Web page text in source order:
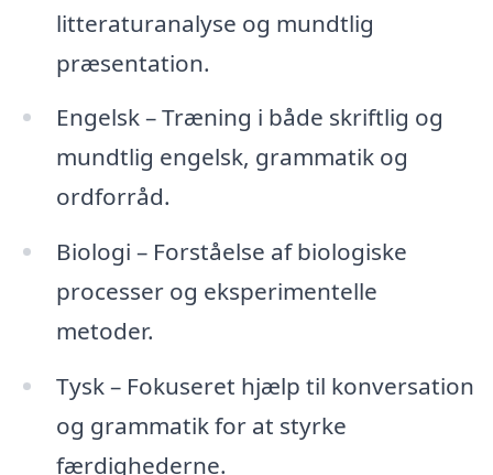
litteraturanalyse og mundtlig
præsentation.
Engelsk – Træning i både skriftlig og
mundtlig engelsk, grammatik og
ordforråd.
Biologi – Forståelse af biologiske
processer og eksperimentelle
metoder.
Tysk – Fokuseret hjælp til konversation
og grammatik for at styrke
færdighederne.